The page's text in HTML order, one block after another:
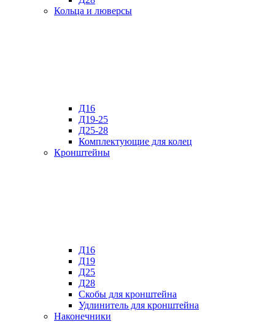
Кольца и люверсы
Д16
Д19-25
Д25-28
Комплектующие для колец
Кронштейны
Д16
Д19
Д25
Д28
Скобы для кронштейна
Удлинитель для кронштейна
Наконечники